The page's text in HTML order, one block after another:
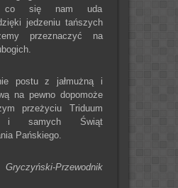
co się nam uda
jedzeniu tańszych
przeznaczyć na
postu z jałmużną i
na pewno dopomoże
przeżyciu Triduum
i samych Świąt
Pańskiego.
Przewodnik